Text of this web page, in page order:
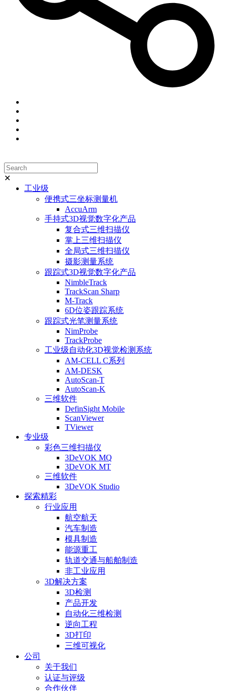
✕
工业级
便携式三坐标测量机
AccuArm
手持式3D视觉数字化产品
复合式三维扫描仪
掌上三维扫描仪
全局式三维扫描仪
摄影测量系统
跟踪式3D视觉数字化产品
NimbleTrack
TrackScan Sharp
M-Track
6D位姿跟踪系统
跟踪式光笔测量系统
NimProbe
TrackProbe
工业级自动化3D视觉检测系统
AM-CELL C系列
AM-DESK
AutoScan-T
AutoScan-K
三维软件
DefinSight Mobile
ScanViewer
TViewer
专业级
彩色三维扫描仪
3DeVOK MQ
3DeVOK MT
三维软件
3DeVOK Studio
探索精彩
行业应用
航空航天
汽车制造
模具制造
能源重工
轨道交通与船舶制造
非工业应用
3D解决方案
3D检测
产品开发
自动化三维检测
逆向工程
3D打印
三维可视化
公司
关于我们
认证与评级
合作伙伴